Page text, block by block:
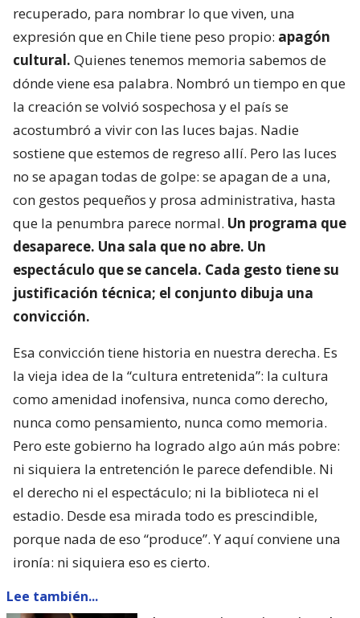
recuperado, para nombrar lo que viven, una
expresión que en Chile tiene peso propio: apagón
cultural. Quienes tenemos memoria sabemos de
dónde viene esa palabra. Nombró un tiempo en que
la creación se volvió sospechosa y el país se
acostumbró a vivir con las luces bajas. Nadie
sostiene que estemos de regreso allí. Pero las luces
no se apagan todas de golpe: se apagan de a una,
con gestos pequeños y prosa administrativa, hasta
que la penumbra parece normal. Un programa que
desaparece. Una sala que no abre. Un
espectáculo que se cancela. Cada gesto tiene su
justificación técnica; el conjunto dibuja una
convicción.
Esa convicción tiene historia en nuestra derecha. Es
la vieja idea de la “cultura entretenida”: la cultura
como amenidad inofensiva, nunca como derecho,
nunca como pensamiento, nunca como memoria.
Pero este gobierno ha logrado algo aún más pobre:
ni siquiera la entretención le parece defendible. Ni
el derecho ni el espectáculo; ni la biblioteca ni el
estadio. Desde esa mirada todo es prescindible,
porque nada de eso “produce”. Y aquí conviene una
ironía: ni siquiera eso es cierto.
Lee también...